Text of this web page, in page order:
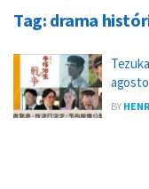
Tag: drama
agosto
BY